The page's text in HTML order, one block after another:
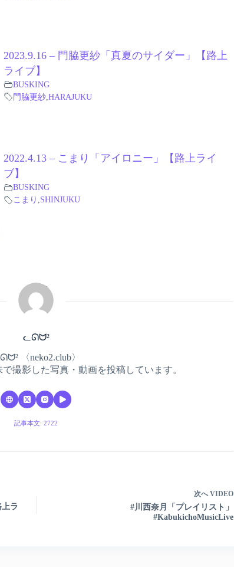
2023.9.16 – 門脇更紗「真夏のサイダー」【路上
ライブ】
BUSKING
門脇更紗 HARAJUKU
2022.4.13 – こまり「アイロニー」【路上ライ
ブ】
BUSKING
こまり ,SHINJUKU
ᓚᘏᗢ²
〈neko2.club〉
撮影した写真・動画を投稿しています。
記事本文: 2722
ラ
次へVIDEO
#川西奈月「プレイリスト」
#KabukichoMusicLive